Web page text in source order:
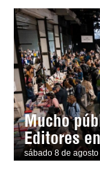
Mucho
Editores
sábado 8 de